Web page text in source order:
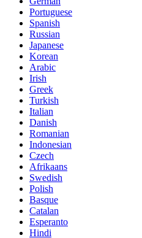
Portuguese
Spanish
Russian
Japanese
Korean
Arabic
Irish
Greek
Turkish
Italian
Danish
Romanian
Indonesian
Czech
Afrikaans
Swedish
Polish
Basque
Catalan
Esperanto
Hindi